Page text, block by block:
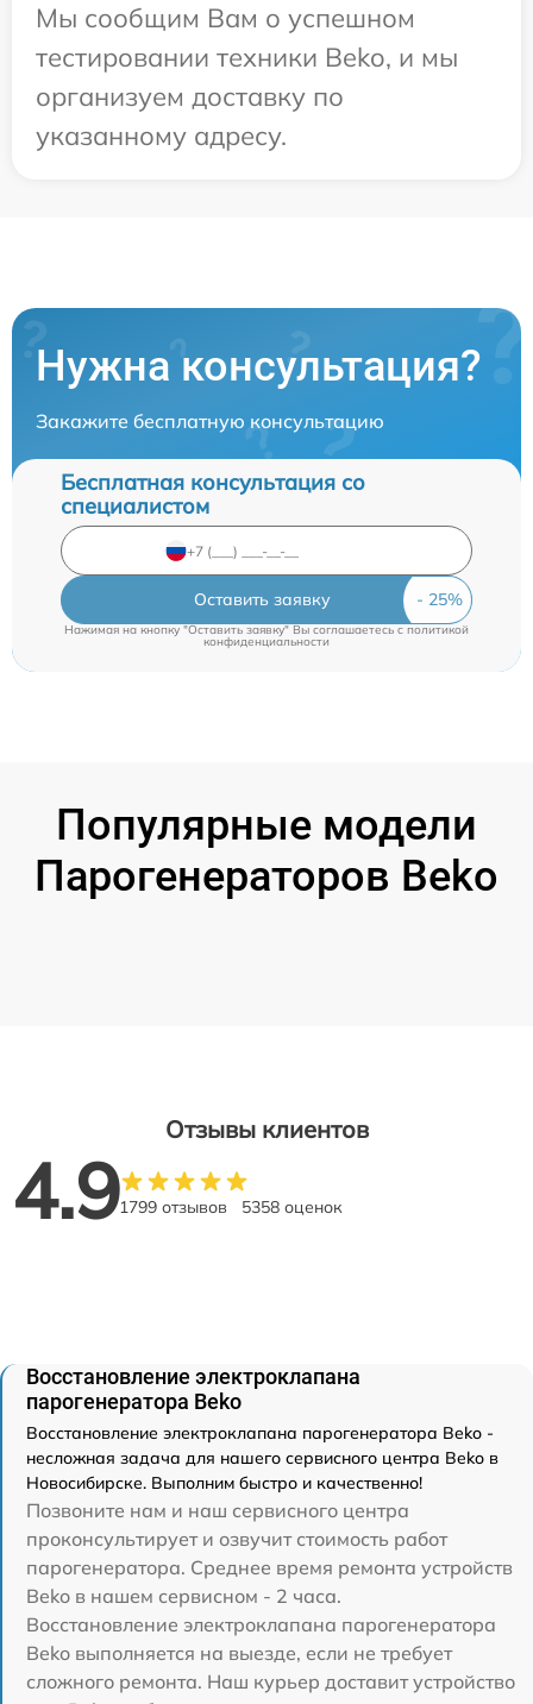
Мы сообщим Вам о успешном
тестировании техники Beko, и мы
организуем доставку по
указанному адресу.
Нужна консультация?
Закажите бесплатную консультацию
Бесплатная консультация со
специалистом
Оставить заявку
Нажимая на кнопку "Оставить заявку" Вы соглашаетесь cполитикой
конфиденциальности
Популярные модели
Парогенераторов Beko
Отзывы клиентов
4.91799 отзывов 5358 оценок
Восстановление электроклапана
парогенератора Beko
Восстановление электроклапана парогенератора Beko -
несложная задача для нашего сервисного центра Beko в
Новосибирске. Выполним быстро и качественно!
Позвоните нам и наш сервисного центра
проконсультирует и озвучит стоимость работ
парогенератора. Среднее время ремонта устройств
Beko в нашем сервисном - 2 часа.
Восстановление электроклапана парогенератора
Beko выполняется на выезде, если не требует
сложного ремонта. Наш курьер доставит устройство